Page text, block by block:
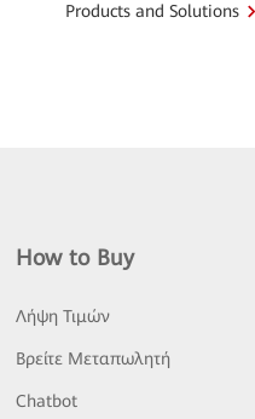
Products and Solutions
How to Buy
Λήψη Τιμών
Βρείτε Μεταπωλητή
Chatbot